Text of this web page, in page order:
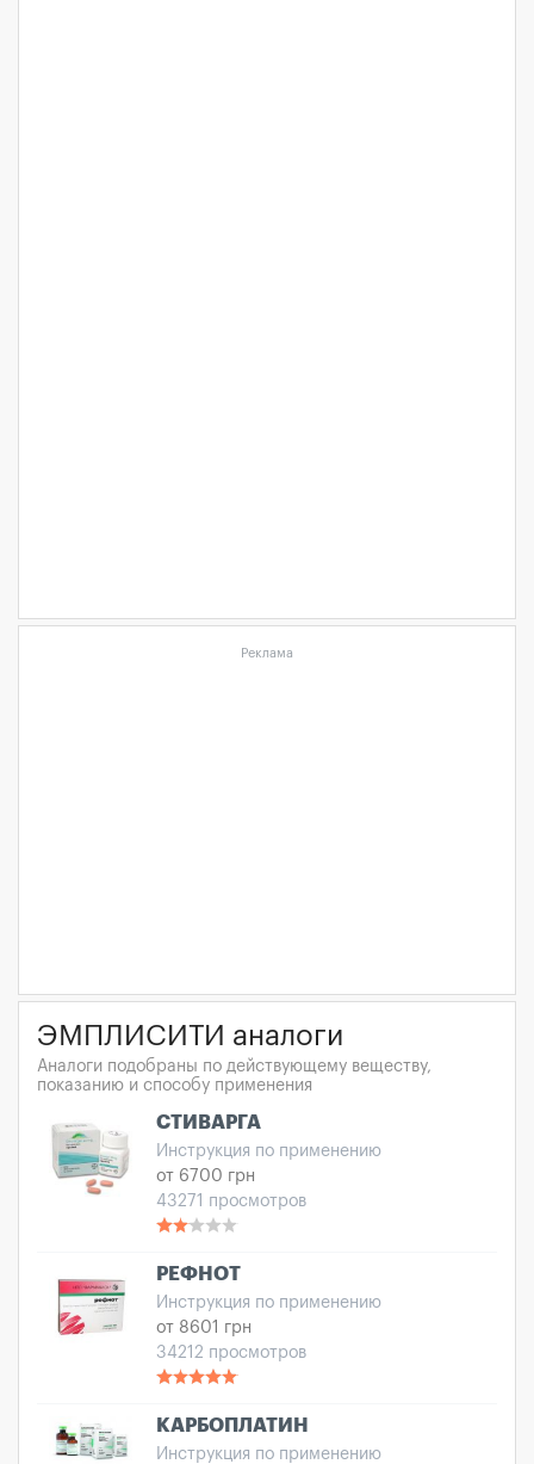
Реклама
ЭМПЛИСИТИ аналоги
Аналоги подобраны по действующему веществу,
показанию и способу применения
СТИВАРГА
Инструкция по применению
от 6700 грн
43271 просмотров
РЕФНОТ
Инструкция по применению
от 8601 грн
34212 просмотров
КАРБОПЛАТИН
Инструкция по применению